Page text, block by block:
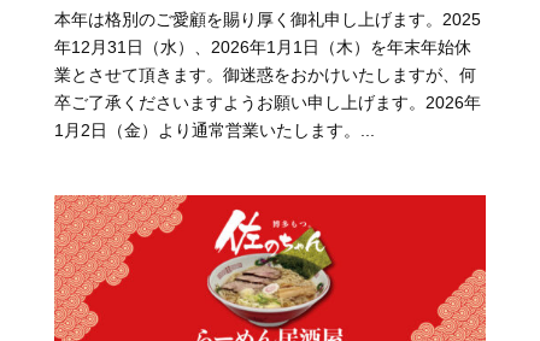
本年は格別のご愛顧を賜り厚く御礼申し上げます。2025
年12月31日（水）、2026年1月1日（木）を年末年始休
業とさせて頂きます。御迷惑をおかけいたしますが、何
卒ご了承くださいますようお願い申し上げます。2026年
1月2日（金）より通常営業いたします。...